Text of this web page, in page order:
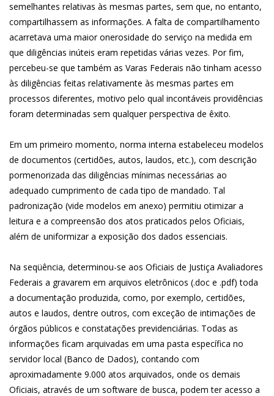
semelhantes relativas às mesmas partes, sem que, no entanto,
compartilhassem as informações. A falta de compartilhamento
acarretava uma maior onerosidade do serviço na medida em
que diligências inúteis eram repetidas várias vezes. Por fim,
percebeu-se que também as Varas Federais não tinham acesso
às diligências feitas relativamente às mesmas partes em
processos diferentes, motivo pelo qual incontáveis providências
foram determinadas sem qualquer perspectiva de êxito.
Em um primeiro momento, norma interna estabeleceu modelos
de documentos (certidões, autos, laudos, etc.), com descrição
pormenorizada das diligências mínimas necessárias ao
adequado cumprimento de cada tipo de mandado. Tal
padronização (vide modelos em anexo) permitiu otimizar a
leitura e a compreensão dos atos praticados pelos Oficiais,
além de uniformizar a exposição dos dados essenciais.
Na seqüência, determinou-se aos Oficiais de Justiça Avaliadores
Federais a gravarem em arquivos eletrônicos (.doc e .pdf) toda
a documentação produzida, como, por exemplo, certidões,
autos e laudos, dentre outros, com exceção de intimações de
órgãos públicos e constatações previdenciárias. Todas as
informações ficam arquivadas em uma pasta específica no
servidor local (Banco de Dados), contando com
aproximadamente 9.000 atos arquivados, onde os demais
Oficiais, através de um software de busca, podem ter acesso a